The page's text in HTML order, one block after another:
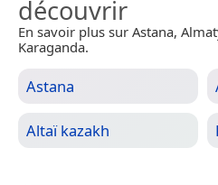
découvrir
En savoir plus sur Astana,
Karaganda.
Astana
Altaï kazakh